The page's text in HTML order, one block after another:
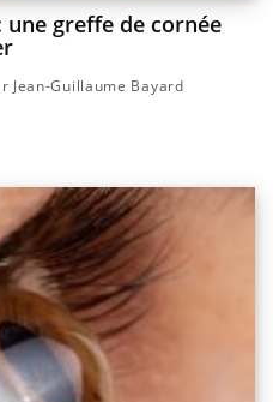
greffe de cornée
Jean-Guillaume Bayard